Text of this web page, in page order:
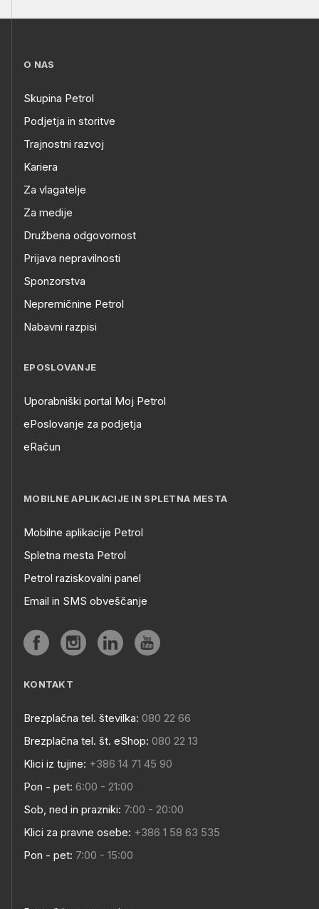
O NAS
Skupina Petrol
Podjetja in storitve
Trajnostni razvoj
Kariera
Za vlagatelje
Za medije
Družbena odgovornost
Prijava nepravilnosti
Sponzorstva
Nepremičnine Petrol
Nabavni razpisi
EPOSLOVANJE
Uporabniški portal Moj Petrol
ePoslovanje za podjetja
eRačun
MOBILNE APLIKACIJE IN SPLETNA MESTA
Mobilne aplikacije Petrol
Spletna mesta Petrol
Petrol raziskovalni panel
Email in SMS obveščanje
KONTAKT
Brezplačna tel. številka: 080 22 66
Brezplačna tel. št. eShop: 080 22 13
Klici iz tujine: +386 14 71 45 90
Pon - pet: 6:00 - 21:00
Sob, ned in prazniki: 7:00 - 20:00
Klici za pravne osebe: +386 1 58 63 535
Pon - pet: 7:00 - 15:00